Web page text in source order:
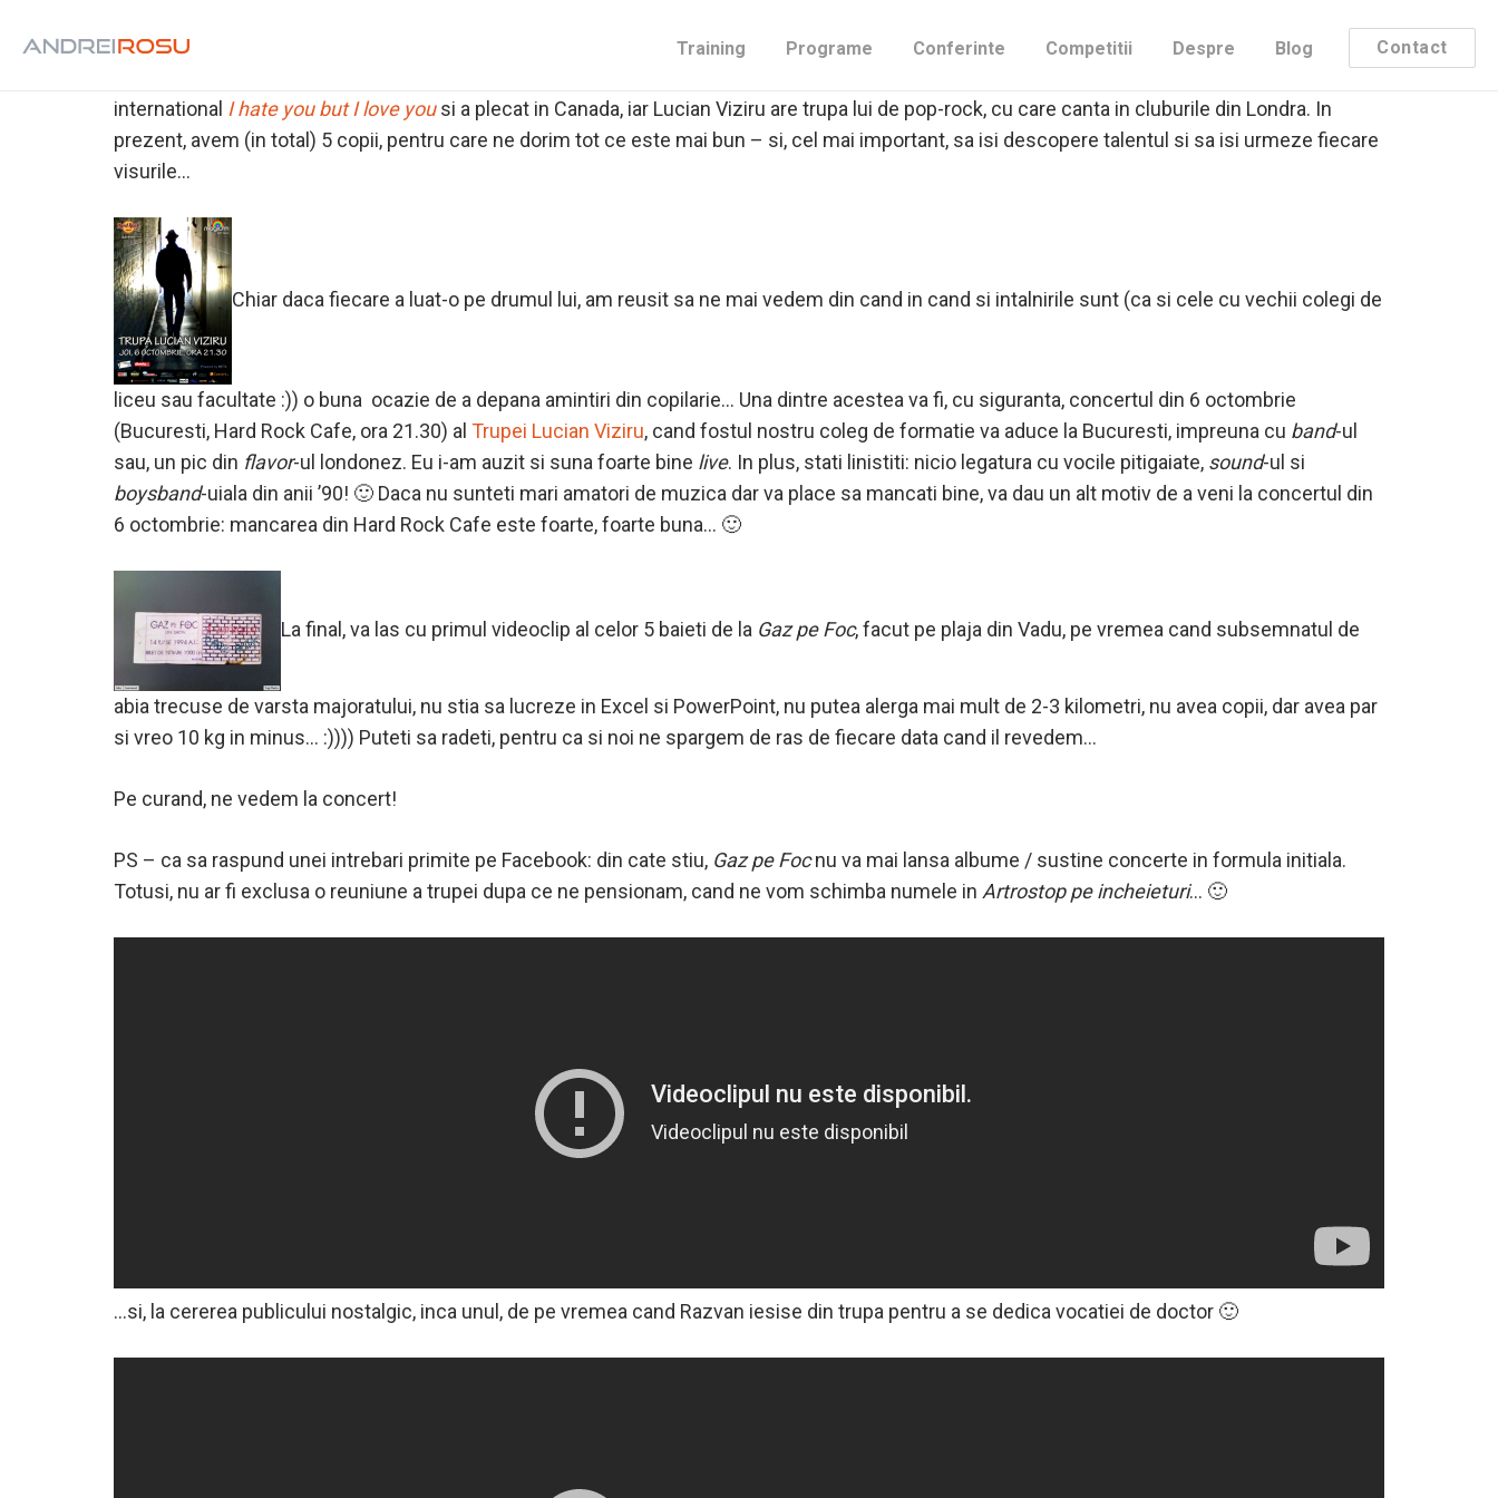
Training Programe Conferinte Competitii Despre Blog Contact
dintre noi si-a urmat visul. Razvan Iacob este medic specialist in gastroenterologie la spitalul Fundeni, Andrei Rosu lucreaza intr-o corporatie si
international I hate you but I love yousi a plecat in Canada, iar Lucian Viziru are trupa lui de pop-rock, cu care canta in cluburile din Londra. In
prezent, avem (in total) 5 copii, pentru care ne dorim tot ce este mai bun – si, cel mai important, sa isi descopere talentul si sa isi urmeze fiecare
visurile…
Chiar daca fiecare a luat-o pe drumul lui, am reusit sa ne mai vedem din cand in cand si intalnirile sunt (ca si cele cu vechii colegi de
liceu sau facultate :)) o buna ocazie de a depana amintiri din copilarie… Una dintre acestea va fi, cu siguranta, concertul din 6 octombrie
(Bucuresti, Hard Rock Cafe, ora 21.30) al Trupei Lucian Viziru, cand fostul nostru coleg de formatie va aduce la Bucuresti, impreuna cu band-ul
sau, un pic din flavor-ul londonez. Eu i-am auzit si suna foarte bine live. In plus, stati linistiti: nicio legatura cu vocile pitigaiate, sound-ul si
boysband-uiala din anii ’90! 🙂 Daca nu sunteti mari amatori de muzica dar va place sa mancati bine, va dau un alt motiv de a veni la concertul din
6 octombrie: mancarea din Hard Rock Cafe este foarte, foarte buna… 🙂
La final, va las cu primul videoclip al celor 5 baieti de la Gaz pe Foc, facut pe plaja din Vadu, pe vremea cand subsemnatul de
abia trecuse de varsta majoratului, nu stia sa lucreze in Excel si PowerPoint, nu putea alerga mai mult de 2-3 kilometri, nu avea copii, dar avea par
si vreo 10 kg in minus… :)))) Puteti sa radeti, pentru ca si noi ne spargem de ras de fiecare data cand il revedem…
Pe curand, ne vedem la concert!
PS – ca sa raspund unei intrebari primite pe Facebook: din cate stiu, Gaz pe Focnu va mai lansa albume / sustine concerte in formula initiala.
Totusi, nu ar fi exclusa o reuniune a trupei dupa ce ne pensionam, cand ne vom schimba numele in Artrostop pe incheieturi… 🙂
…si, la cererea publicului nostalgic, inca unul, de pe vremea cand Razvan iesise din trupa pentru a se dedica vocatiei de doctor 🙂